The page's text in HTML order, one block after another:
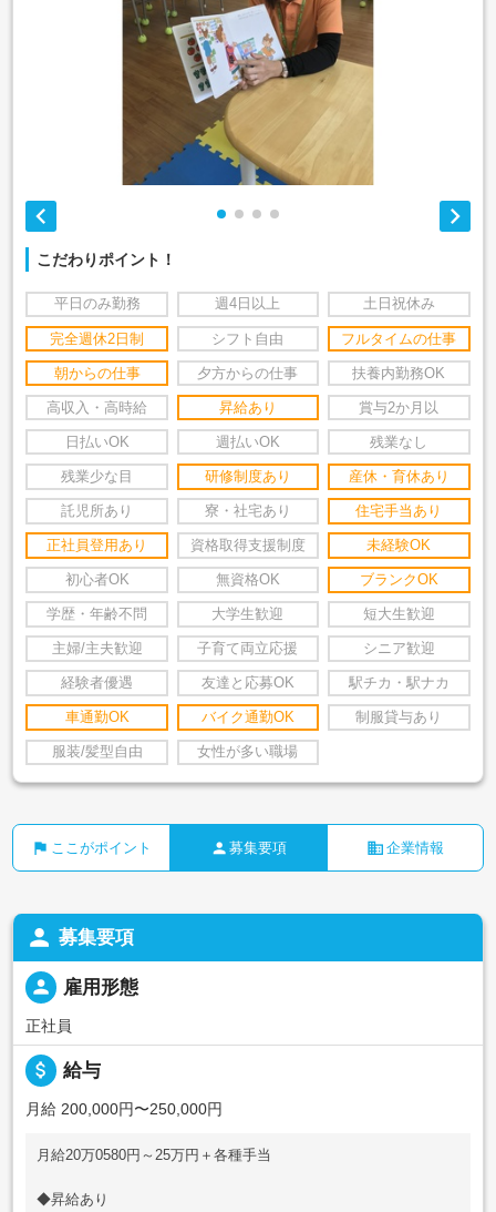
 
こだわりポイント！
平日のみ勤務 週4日以上 土日祝休み
完全週休2日制 シフト自由 フルタイムの仕事
朝からの仕事 夕方からの仕事 扶養内勤務OK
高収入・高時給 昇給あり 賞与2か月以
日払いOK 週払いOK 残業なし
残業少な目 研修制度あり 産休・育休あり
託児所あり 寮・社宅あり 住宅手当あり
正社員登用あり 資格取得支援制度 未経験OK
初心者OK 無資格OK ブランクOK
学歴・年齢不問 大学生歓迎 短大生歓迎
主婦/主夫歓迎 子育て両立応援 シニア歓迎
経験者優遇 友達と応募OK 駅チカ・駅ナカ
車通勤OK バイク通勤OK 制服貸与あり
服装/髪型自由 女性が多い職場
flag ここがポイント person 募集要項 business 企業情報
person 募集要項
person 雇用形態
正社員
attach_money 給与
月給 200,000円〜250,000円
月給20万0580円～25万円＋各種手当
◆昇給あり